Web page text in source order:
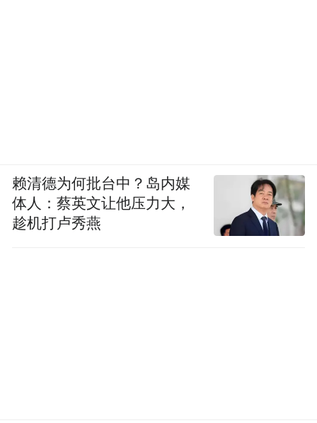
赖清德为何批台中？岛内媒
体人：蔡英文让他压力大，
趁机打卢秀燕